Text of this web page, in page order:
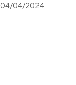
04/04/2024